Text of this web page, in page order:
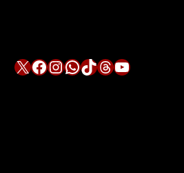
X Facebook InstagramWhatsApp TikTok Threads YouTube